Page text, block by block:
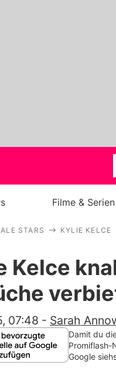
Filme & Serien
STARS KYLIE KELCE
Kelce
07:48 - Sarah
Damit du
Promiflash-
Google